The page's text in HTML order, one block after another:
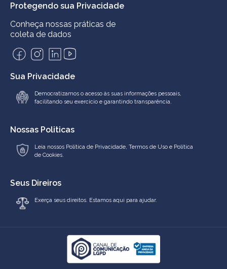
Protegendo sua Privacidade
Conheça nossas práticas de
coleta de dados
Sua Privacidade
Democratizamos o acesso às suas informações pessoais,
facilitando seu exercício e garantindo transparência.
Nossas Politicas
Leia nossos Política de Privacidade,Termos de Uso e Política
de Cookies.
Seus Direiros
Exerça seus direitos. Estamos aqui para ajudar.